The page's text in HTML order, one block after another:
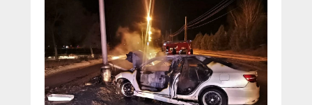
Социальные ролики
Документальные фильмы
Прямой разговор
В знании сила
Специальный репортаж
КиберПОСТОВОЙ
Газета «Щит и меч»
Журнал «Полиция России»
О ПОРТАЛЕ
Контакты
Вакансии